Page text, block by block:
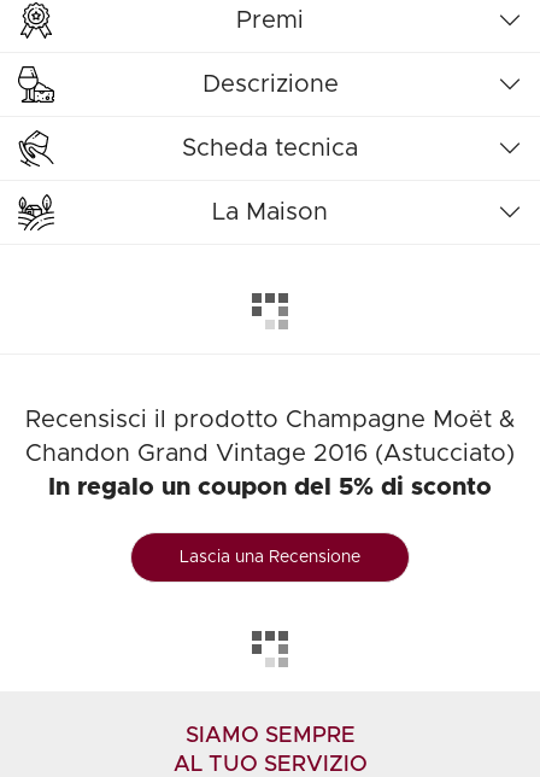
Premi
Descrizione
Scheda tecnica
La Maison
Recensisci il prodotto Champagne Moët &
Chandon Grand Vintage 2016 (Astucciato)
In regalo un coupon del 5% di sconto
Lascia una Recensione
SIAMO SEMPRE
AL TUO SERVIZIO